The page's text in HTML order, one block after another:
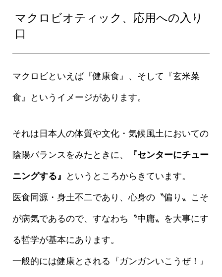
マクロビオティック、応用への入り
口
マクロビといえば『健康食』、そして『玄米菜
食』というイメージがあります。
それは日本人の体質や文化・気候風土においての
陰陽バランスをみたときに、 『センターにチュー
ニングする』 というところからきています。
医食同源・身土不二であり、心身の〝偏り〟こそ
が病気であるので、すなわち〝中庸〟を大事にす
る哲学が基本にあります。
一般的には健康とされる『ガンガンいこうぜ！』